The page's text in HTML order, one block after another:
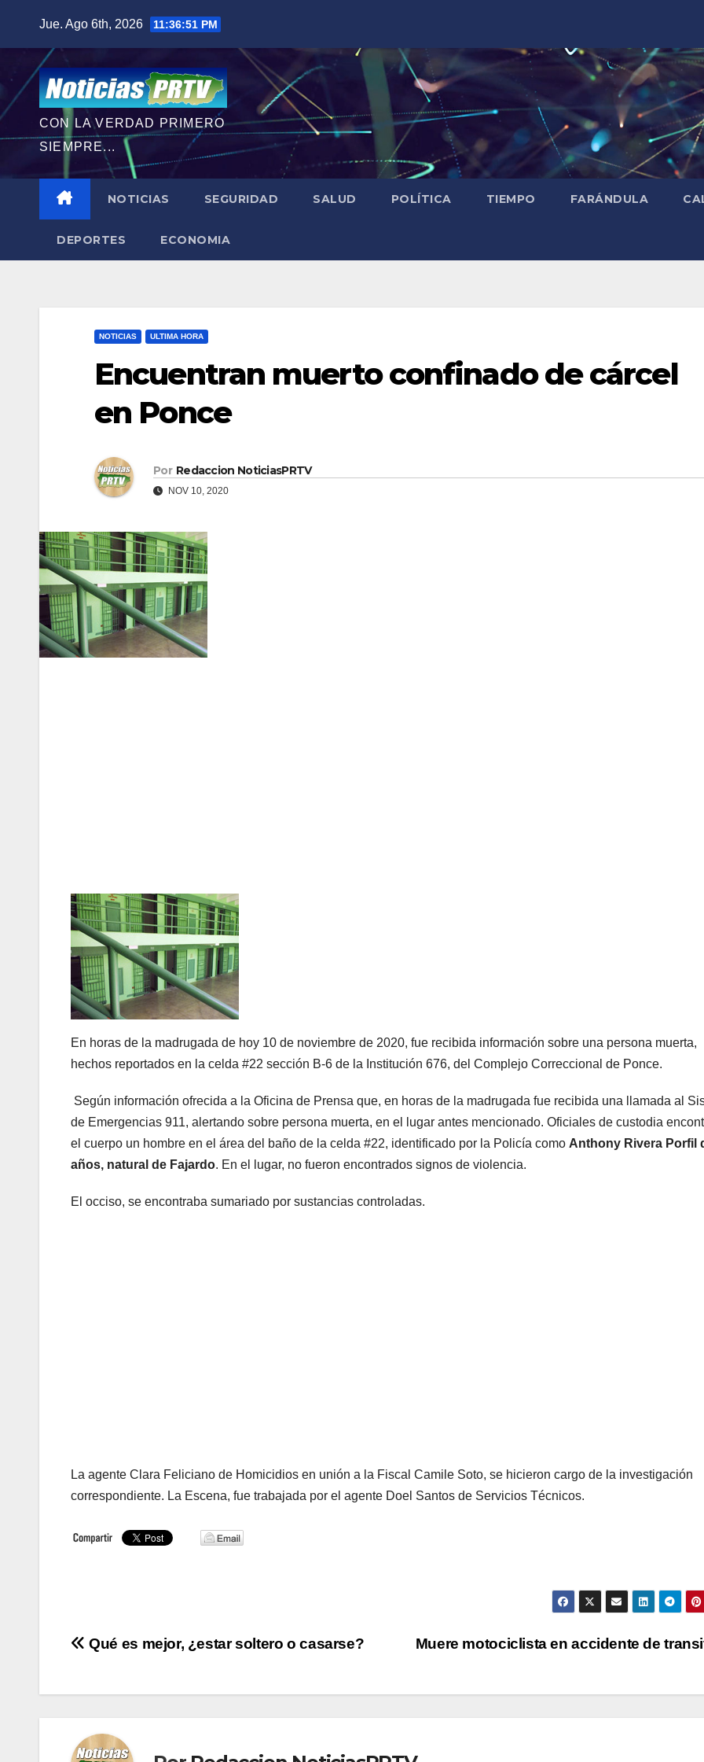
contenido
Jue. Ago 6th, 2026 11:36:52 PM
CON LA VERDAD PRIMERO
SIEMPRE...
NOTICIAS SEGURIDAD SALUD POLÍTICA TIEMPO FARÁNDULA
DEPORTES ECONOMIA
NOTICIAS ULTIMA HORA
Encuentran muerto confinado de cárcel
en Ponce
Por Redaccion NoticiasPRTV
NOV 10, 2020
En horas de la madrugada de hoy 10 de noviembre de 2020, fue recibida información sobre una persona muerta,
hechos reportados en la celda #22 sección B-6 de la Institución 676, del Complejo Correccional de Ponce.
Según información ofrecida a la Oficina de Prensa que, en horas de la madrugada fue recibida una llamada al
de Emergencias 911, alertando sobre persona muerta, en el lugar antes mencionado. Oficiales de custodia
el cuerpo un hombre en el área del baño de la celda #22, identificado por la Policía como Anthony Rivera Porfil
años, natural de Fajardo. En el lugar, no fueron encontrados signos de violencia.
El occiso, se encontraba sumariado por sustancias controladas.
La agente Clara Feliciano de Homicidios en unión a la Fiscal Camile Soto, se hicieron cargo de la investigación
correspondiente. La Escena, fue trabajada por el agente Doel Santos de Servicios Técnicos.
Navegación
Muere motociclista en accidente de
Qué es mejor, ¿estar soltero o casarse?